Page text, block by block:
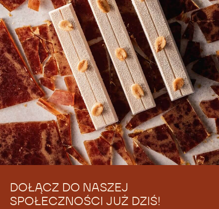
DOŁĄCZ DO NASZEJ
SPOŁECZNOŚCI JUŻ DZIŚ!